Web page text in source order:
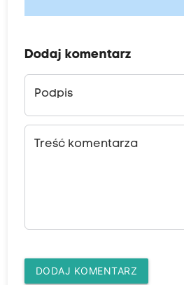
Dodaj komentarz
Podpis
Treść komentarza
DODAJ KOMENTARZ